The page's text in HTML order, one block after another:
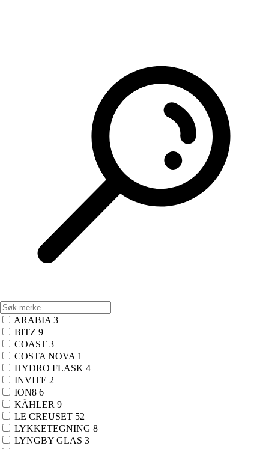
ARABIA 3
BITZ 9
COAST 3
COSTA NOVA 1
HYDRO FLASK 4
INVITE 2
ION8 6
KÄHLER 9
LE CREUSET 52
LYKKETEGNING 8
LYNGBY GLAS 3